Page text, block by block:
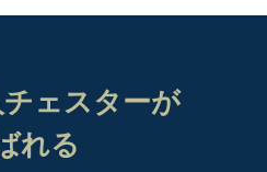
ェスターが
れる